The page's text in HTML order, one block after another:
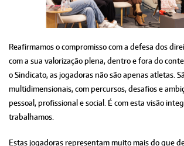
Reafirmamos o compromisso com a defesa dos
com a sua valorização plena, dentro e fora do
o Sindicato, as jogadoras não são apenas atletas.
multidimensionais, com percursos, desafios e
pessoal, profissional e social. É com esta visão
trabalhamos.
Estas jogadoras representam muito mais do que